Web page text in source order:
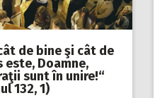
de bine şi cât de
este, Doamne,
sunt în unire!“
132, 1)